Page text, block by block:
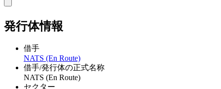
発行体情報
借手
NATS (En Route)
借手/発行体の正式名称
NATS (En Route)
セクター